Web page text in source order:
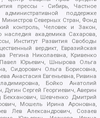
прессы - Сибирь, Частное
поддержке
Северных Стран, Фонд
контроль, Человек и Закон,
наследия академика Сахарова,
Институт Развития Свободы
вердикт, Евразийская
Регина Николаевна, Кривенко
Юрьевич, Шнырова Ольга
Сидорович Ольга Борисовна,
Анастасия Евгеньевна, Ривина
Бойко Анатолий
Сергей Георгиевич, Аверин
Бекханович, Шевченко Дмитрий
Мошель Ирина Ароновна,
Лев Александрович, Созаев